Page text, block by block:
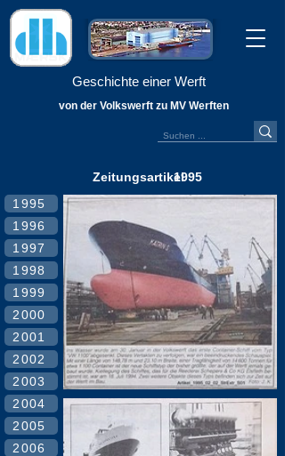
Geschichte einer Werft
von der Volkswerft zu MV Werften
1995
Zeitungsartikel
1995
1996
1997
1998
1999
2000
2001
2002
2003
2004
2005
2006